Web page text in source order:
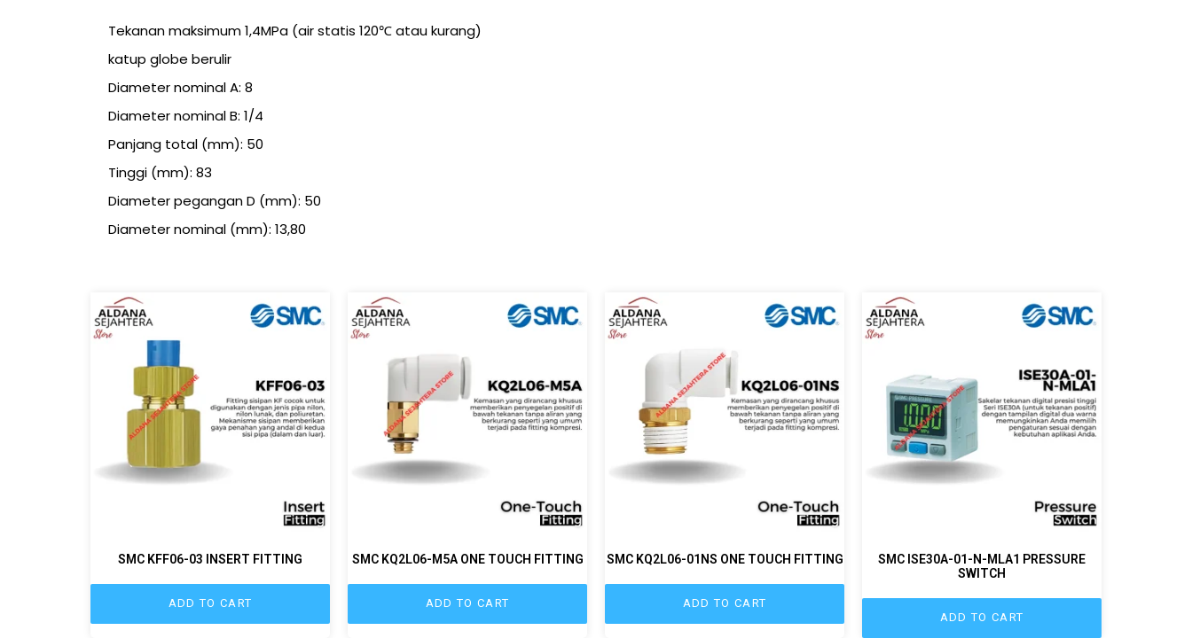
Tekanan maksimum 1,4MPa (air statis 120℃ atau kurang)
katup globe berulir
Diameter nominal A: 8
Diameter nominal B: 1/4
Panjang total (mm): 50
Tinggi (mm): 83
Diameter pegangan D (mm): 50
Diameter nominal (mm): 13,80
SMC KFF06-03 INSERT FITTING
ADD TO CART
SMC KQ2L06-M5A ONE TOUCH FITTING
ADD TO CART
SMC KQ2L06-01NS ONE TOUCH FITTING
ADD TO CART
SMC ISE30A-01-N-MLA1 PRESSURE
SWITCH
ADD TO CART